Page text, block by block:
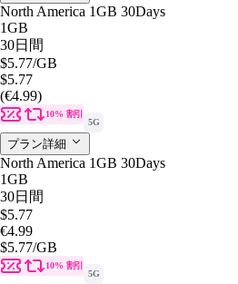
North America 1GB 30Days
1GB
30日間
$5.77/GB
$5.77
(€4.99)
10% 割引
5G
プラン詳細
North America 1GB 30Days
1GB
30日間
$5.77
€4.99
$5.77/GB
10% 割引
5G